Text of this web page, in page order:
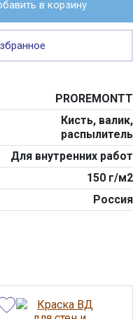
в корзину
PROREMONTT
Кисть, валик,
распылитель
Для внутренних работ
150 г/м2
Россия